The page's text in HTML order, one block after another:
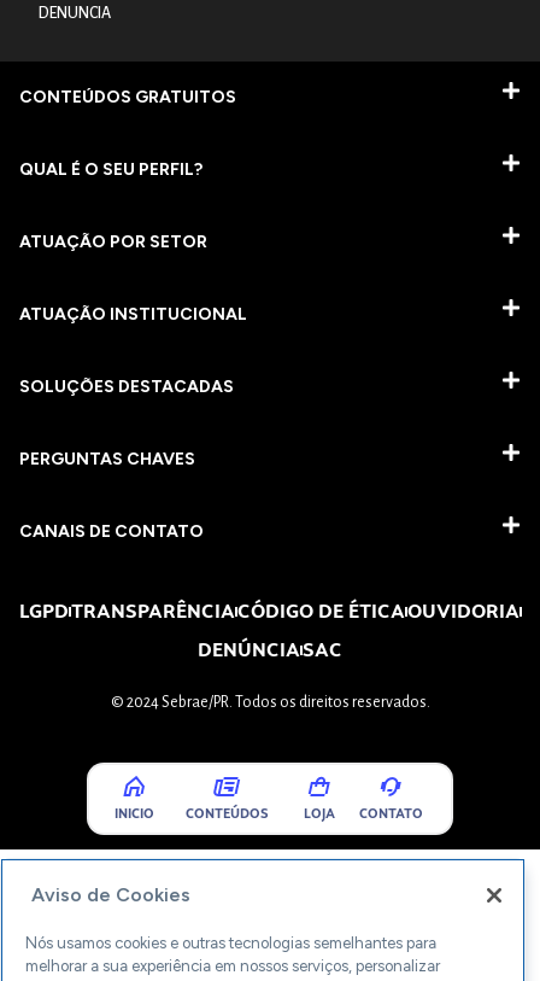
DENUNCIA
CONTEÚDOS GRATUITOS
QUAL É O SEU PERFIL?
ATUAÇÃO POR SETOR
ATUAÇÃO INSTITUCIONAL
SOLUÇÕES DESTACADAS
PERGUNTAS CHAVES​
CANAIS DE CONTATO
LGPDTRANSPARÊNCIACÓDIGO DE ÉTICAOUVIDORIA
DENÚNCIASAC
© 2024 Sebrae/PR. Todos os direitos reservados.
INICIO CONTEÚDOS LOJA CONTATO
Aviso de Cookies
Nós usamos cookies e outras tecnologias semelhantes para
melhorar a sua experiência em nossos serviços, personalizar